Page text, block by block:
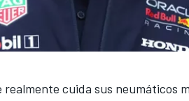
cuida sus neumáticos